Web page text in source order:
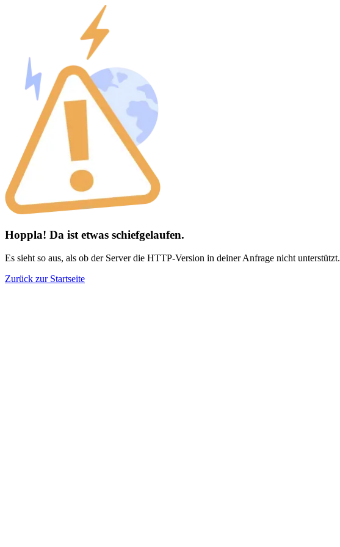
Hoppla! Da ist etwas schiefgelaufen.
Es sieht so aus, als ob der Server die HTTP-Version in deiner Anfrage nicht unterstützt.
Zurück zur Startseite